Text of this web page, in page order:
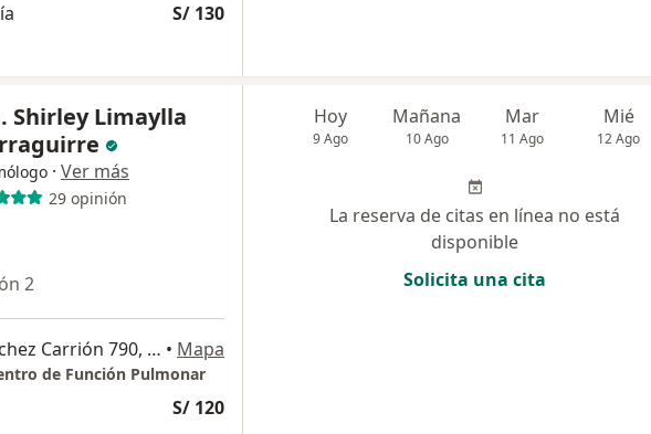
S/ 130
Shirley Limaylla
· Ver más
29 opinión
2
Avenida Faustino Sánchez Carrión 790, Magdalena del Mar • Mapa
de Función Pulmonar
S/ 120
Hoy
9 Ago
Mañana
10 Ago
Mar
11 Ago
Mié
12 Ago
La reserva de citas en línea no está
disponible
Solicita una cita